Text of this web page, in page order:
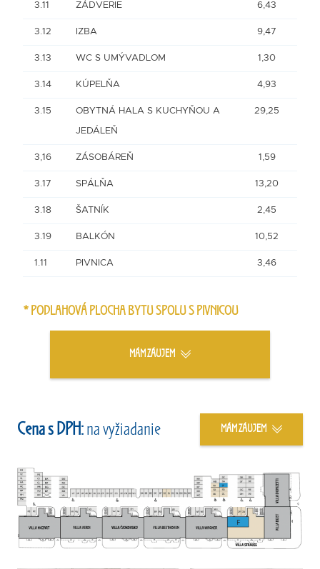
3.11 ZÁDVERIE 6,43
3.12 IZBA 9,47
3.13 WC S UMÝVADLOM 1,30
3.14 KÚPELŇA 4,93
3.15 OBYTNÁ HALA S KUCHYŇOU A
JEDÁLEŇ
29,25
3,16 ZÁSOBÁREŇ 1,59
3.17 SPÁLŇA 13,20
3.18 ŠATNÍK 2,45
3.19 BALKÓN 10,52
1.11 PIVNICA 3,46
* PODLAHOVÁ PLOCHA BYTU SPOLU S PIVNICOU
MÁM ZÁUJEM
Cena s DPH:na vyžiadanie MÁM ZÁUJEM